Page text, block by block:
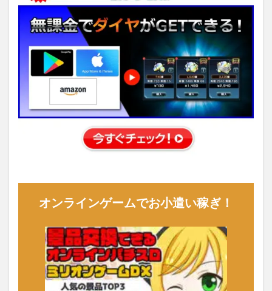
オンラインゲームでお小遣い稼ぎ！